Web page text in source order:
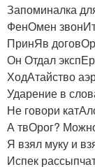
Запоминалка
ФенОмен
ПринЯв
Он Отдал
ХодАтайство
Ударение в
Не говори
А твОрог?
Я взял муку и
Испек